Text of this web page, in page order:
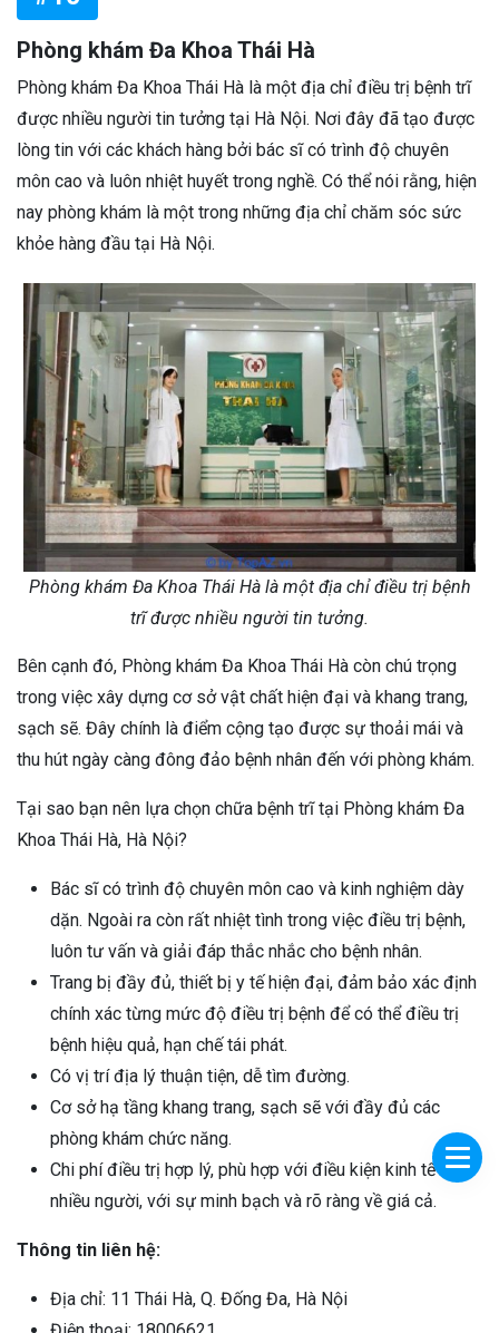
Phòng khám Đa Khoa Thái Hà
Phòng khám Đa Khoa Thái Hà là một địa chỉ điều trị bệnh trĩ
được nhiều người tin tưởng tại Hà Nội. Nơi đây đã tạo được
lòng tin với các khách hàng bởi bác sĩ có trình độ chuyên
môn cao và luôn nhiệt huyết trong nghề. Có thể nói rằng, hiện
nay phòng khám là một trong những địa chỉ chăm sóc sức
khỏe hàng đầu tại Hà Nội.
Phòng khám Đa Khoa Thái Hà là một địa chỉ điều trị bệnh
trĩ được nhiều người tin tưởng.
Bên cạnh đó, Phòng khám Đa Khoa Thái Hà còn chú trọng
trong việc xây dựng cơ sở vật chất hiện đại và khang trang,
sạch sẽ. Đây chính là điểm cộng tạo được sự thoải mái và
thu hút ngày càng đông đảo bệnh nhân đến với phòng khám.
Tại sao bạn nên lựa chọn chữa bệnh trĩ tại Phòng khám Đa
Khoa Thái Hà, Hà Nội?
Bác sĩ có trình độ chuyên môn cao và kinh nghiệm dày
dặn. Ngoài ra còn rất nhiệt tình trong việc điều trị bệnh,
luôn tư vấn và giải đáp thắc nhắc cho bệnh nhân.
Trang bị đầy đủ, thiết bị y tế hiện đại, đảm bảo xác định
chính xác từng mức độ điều trị bệnh để có thể điều trị
bệnh hiệu quả, hạn chế tái phát.
Có vị trí địa lý thuận tiện, dễ tìm đường.
Cơ sở hạ tầng khang trang, sạch sẽ với đầy đủ các
phòng khám chức năng.
Chi phí điều trị hợp lý, phù hợp với điều kiện kinh tế của
nhiều người, với sự minh bạch và rõ ràng về giá cả.
Thông tin liên hệ:
Địa chỉ: 11 Thái Hà, Q. Đống Đa, Hà Nội